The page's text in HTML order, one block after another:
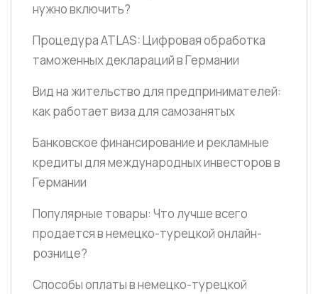
нужно включить?
Процедура ATLAS: Цифровая обработка
таможенных деклараций в Германии
Вид на жительство для предпринимателей:
как работает виза для самозанятых
Банковское финансирование и рекламные
кредиты для международных инвесторов в
Германии
Популярные товары: Что лучше всего
продается в немецко-турецкой онлайн-
рознице?
Способы оплаты в немецко-турецкой